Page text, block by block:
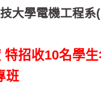
大學電機工程系
特招收10名學
班